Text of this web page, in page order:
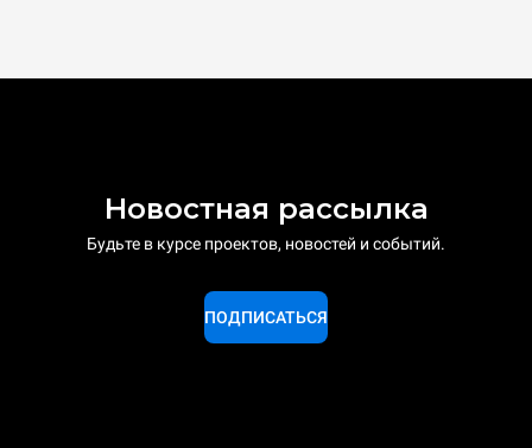
Новостная рассылка
Будьте в курсе проектов, новостей и событий.
ПОДПИСАТЬСЯ